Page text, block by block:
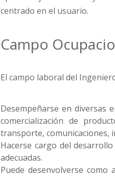
centrado en el usuario.
Campo
El campo laboral del
Desempeñarse en diversas
comercialización de
transporte, comunicaciones,
Hacerse cargo del
adecuadas.
Puede desenvolverse